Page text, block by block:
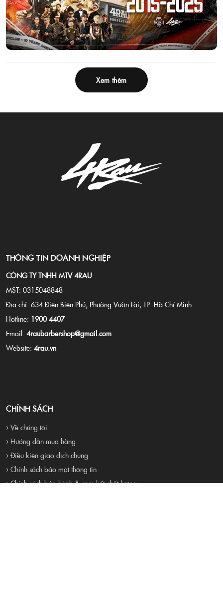
Xem thêm
THÔNG TIN DOANH NGHIỆP
CÔNG TY TNHH MTV 4RAU
MST: 0315048848
Địa chỉ: 634 Điện Biên Phủ, Phường Vườn Lài, TP. Hồ Chí Minh
Hotline: 1900 4407
Email: 4raubarbershop@gmail.com
Website: 4rau.vn
CHÍNH SÁCH
› Về chúng tôi
› Hướng dẫn mua hàng
› Điều kiện giao dịch chung
› Chính sách bảo mật thông tin
› Chính sách bảo hành & cam kết chất lượng